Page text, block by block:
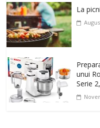
La
unui
Serie